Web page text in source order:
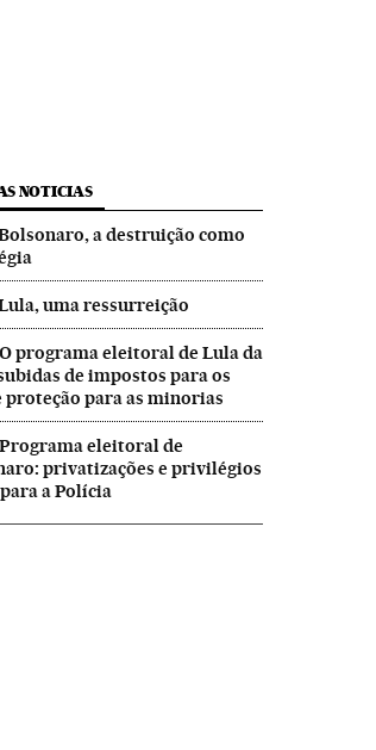
NOTICIAS
a destruição como
uma ressurreição
O programa eleitoral de Lula da
de impostos para os
proteção para as minorias
Programa eleitoral de
privatizações e privilégios
a Polícia